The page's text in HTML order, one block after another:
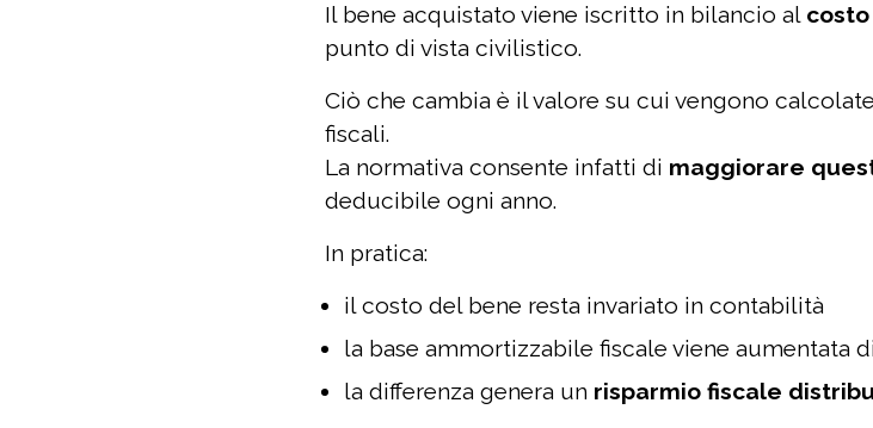
Il bene acquistato viene iscritto in bilancio al
punto di vista civilistico.
Ciò che cambia è il valore su cui vengono
fiscali.
La normativa consente infatti di maggiorare
deducibile ogni anno.
In pratica:
il costo del bene resta invariato in contabilità
la base ammortizzabile fiscale viene aumentata
la differenza genera un risparmio fiscale